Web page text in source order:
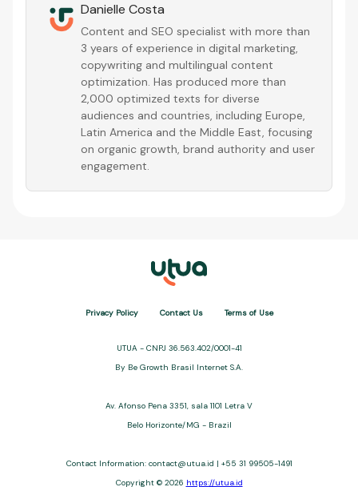
Danielle Costa
Content and SEO specialist with more than
3 years of experience in digital marketing,
copywriting and multilingual content
optimization. Has produced more than
2,000 optimized texts for diverse
audiences and countries, including Europe,
Latin America and the Middle East, focusing
on organic growth, brand authority and user
engagement.
Privacy Policy Contact Us Terms of Use
UTUA - CNPJ 36.563.402/0001-41
By Be Growth Brasil Internet S.A.
Av. Afonso Pena 3351, sala 1101 Letra V
Belo Horizonte/MG - Brazil
Contact Information: contact@utua.id | +55 31 99505-1491
Copyright © 2026 https://utua.id